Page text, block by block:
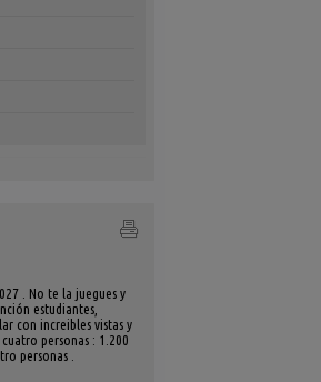
. No te la juegues y
estudiantes,
con increibles vistas y
personas : 1.200
personas .